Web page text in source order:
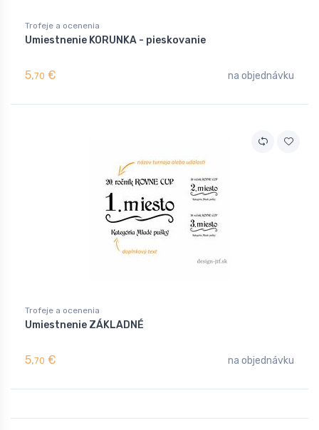
Trofeje a ocenenia
Umiestnenie KORUNKA - pieskovanie
5,70 € na objednávku
Trofeje a ocenenia
Umiestnenie ZÁKLADNÉ
5,70 € na objednávku